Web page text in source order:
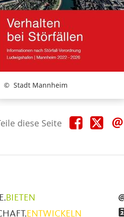
Stadt Mannheim
diese Seite Teile
diese
Teile
diese
BIETEN
ENTWICKELN